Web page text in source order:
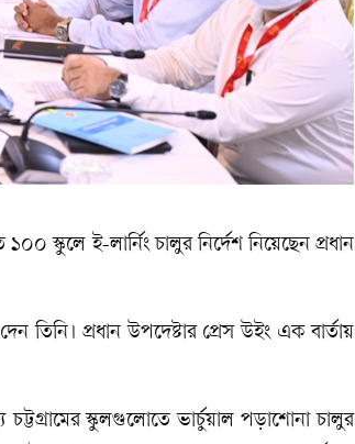
স্কুলে ই-লার্নিং চালুর নির্দেশ নিয়েছেন প্রধান
তিনি। প্রধান উপদেষ্টার প্রেস উইং এক বার্তায়
চট্টগ্রামের স্কুলগুলোতে ভার্চুয়াল পড়াশোনা চালুর